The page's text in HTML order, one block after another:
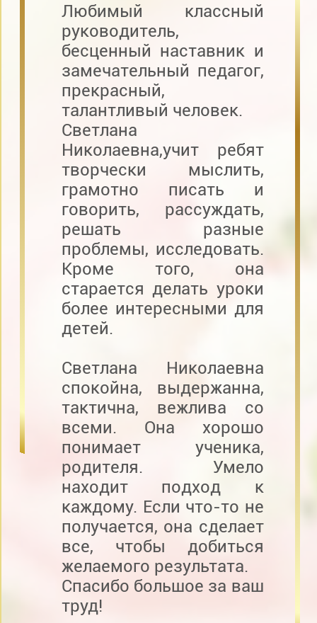
Любимый классный
руководитель,
бесценный наставник и
замечательный педагог,
прекрасный,
талантливый человек.
Светлана
Николаевна,учит ребят
творчески мыслить,
грамотно писать и
говорить, рассуждать,
решать разные
проблемы, исследовать.
Кроме того, она
старается делать уроки
более интересными для
детей.
Светлана Николаевна
спокойна, выдержанна,
тактична, вежлива со
всеми. Она хорошо
понимает ученика,
родителя. Умело
находит подход к
каждому. Если что-то не
получается, она сделает
все, чтобы добиться
желаемого результата.
Спасибо большое за ваш
труд!